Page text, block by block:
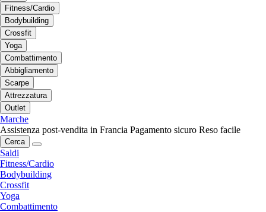
Fitness/Cardio
Bodybuilding
Crossfit
Yoga
Combattimento
Abbigliamento
Scarpe
Attrezzatura
Outlet
Marche
Assistenza post-vendita in Francia Pagamento sicuro Reso facile
Cerca
Saldi
Fitness/Cardio
Bodybuilding
Crossfit
Yoga
Combattimento